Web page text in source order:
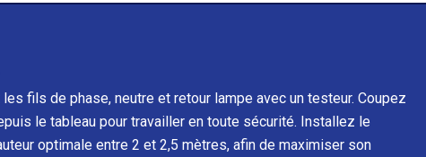
fils de phase, neutre et retour lampe avec un testeur. Coupez
le tableau pour travailler en toute sécurité. Installez le
optimale entre 2 et 2,5 mètres, afin de maximiser son